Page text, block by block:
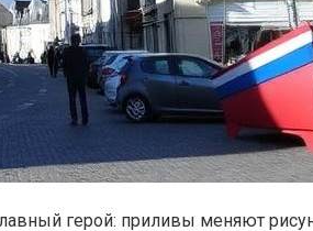
герой: приливы меняют